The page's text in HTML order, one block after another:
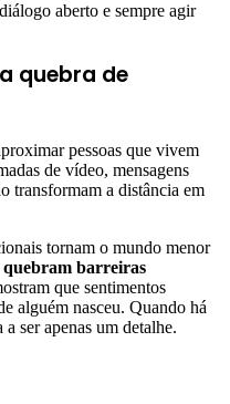
aberto e sempre agir
quebra de
pessoas que vivem
de vídeo, mensagens
transformam a distância em
tornam o mundo menor
quebram barreiras
que sentimentos
alguém nasceu. Quando há
ser apenas um detalhe.